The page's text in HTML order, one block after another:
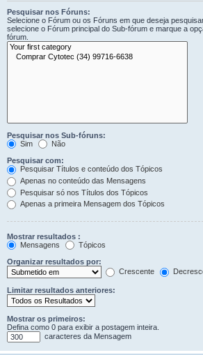
Pesquisar nos Fóruns:
Selecione o Fórum ou os Fóruns em que deseja
selecione o Fórum principal do Sub-fórum e marque a
fórum.
Pesquisar nos Sub-fóruns:
Sim
Não
Pesquisar com:
Pesquisar Títulos e conteúdo dos Tópicos
Apenas no conteúdo das Mensagens
Pesquisar só nos Títulos dos Tópicos
Apenas a primeira Mensagem dos Tópicos
Mostrar resultados :
Mensagens
Tópicos
Organizar resultados por:
Crescente
Limitar resultados anteriores:
Mostrar os primeiros:
Defina como 0 para exibir a postagem inteira.
caracteres da Mensagem